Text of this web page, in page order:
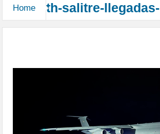
Home th-salitre-llegadas-